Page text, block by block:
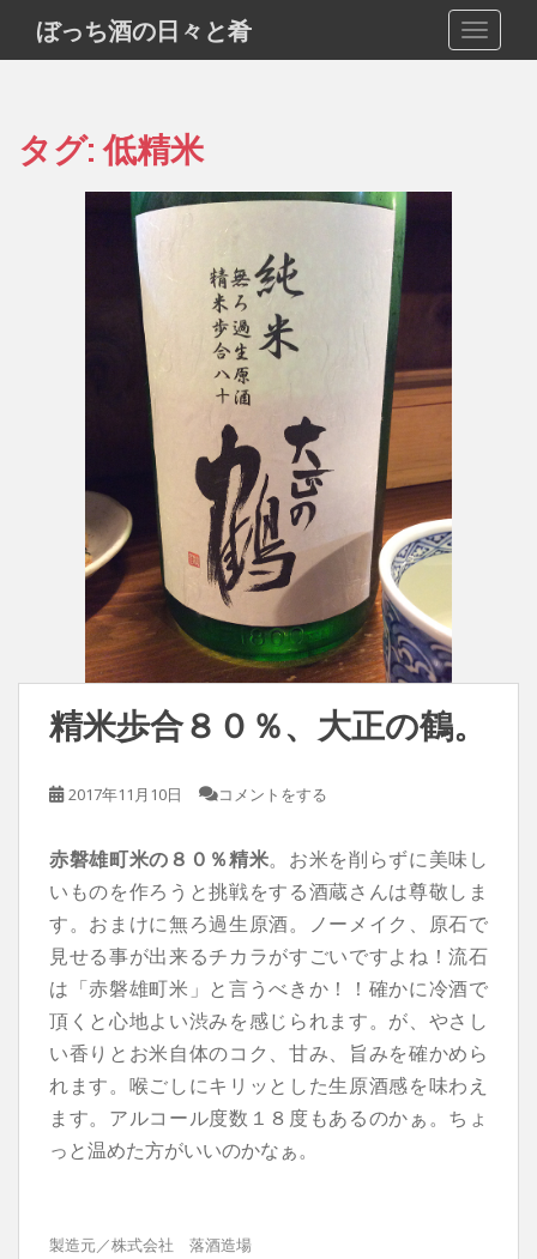
i
ぼっち酒の日々と肴
タグ:低精米
精米歩合８０％、大正の鶴。
2017年11月10日 コメントをする
赤磐雄町米の８０％精米。お米を削らずに美味し
いものを作ろうと挑戦をする酒蔵さんは尊敬しま
す。おまけに無ろ過生原酒。ノーメイク、原石で
見せる事が出来るチカラがすごいですよね！流石
は「赤磐雄町米」と言うべきか！！確かに冷酒で
頂くと心地よい渋みを感じられます。が、やさし
い香りとお米自体のコク、甘み、旨みを確かめら
れます。喉ごしにキリッとした生原酒感を味わえ
ます。アルコール度数１８度もあるのかぁ。ちょ
っと温めた方がいいのかなぁ。
製造元／株式会社 落酒造場